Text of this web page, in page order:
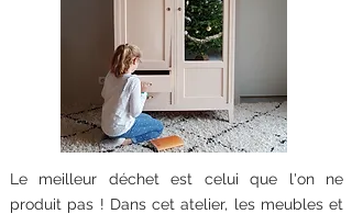
Le meilleur déchet est celui que l'on ne
produit pas ! Dans cet atelier, les meubles et